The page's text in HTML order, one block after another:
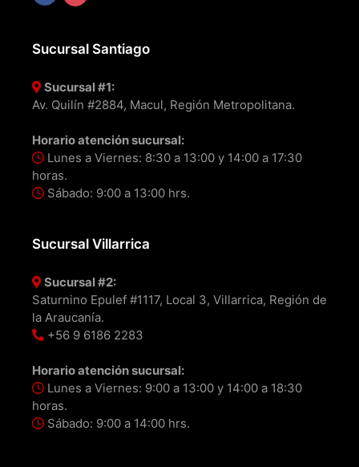
Sucursal Santiago
Sucursal #1:
Av. Quilín #2884, Macul, Región Metropolitana.
Horario atención sucursal:
Lunes a Viernes: 8:30 a 13:00 y 14:00 a 17:30
horas.
Sábado: 9:00 a 13:00 hrs.
Sucursal Villarrica
Sucursal #2:
Saturnino Epulef #1117, Local 3, Villarrica, Región de
la Araucanía.
+56 9 6186 2283
Horario atención sucursal:
Lunes a Viernes: 9:00 a 13:00 y 14:00 a 18:30
horas.
Sábado: 9:00 a 14:00 hrs.